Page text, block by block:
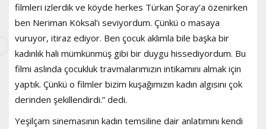
filmleri izlerdik ve köyde herkes Türkan Şoray’a özenirken
ben Neriman Köksal’ı seviyordum. Çünkü o masaya
vuruyor, itiraz ediyor. Ben çocuk aklımla bile başka bir
kadınlık hali mümkünmüş gibi bir duygu hissediyordum. Bu
filmi aslında çocukluk travmalarımızın intikamını almak için
yaptık. Çünkü o filmler bizim kuşağımızın kadın algısını çok
derinden şekillendirdi.” dedi.
Yeşilçam sinemasının kadın temsiline dair anlatımını kendi